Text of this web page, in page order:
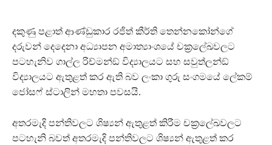
දකුණු පළාත් ආණ්ඩුකාර රජිත් කීර්ති තෙන්නකෝන්ගේ
දරුවන් දෙදෙනා අධ්‍යාපන අමාත්‍යාංශයේ චක‍්‍රලේඛවලට
පටහැනිව ගාල්ල රිච්මන්ඞ් විද්‍යාලයට සහ සවුත්ලන්ඞ්
විද්‍යාලයට ඇතුළත් කර ඇති බව ලංකා ගුරු සංගමයේ ලේකම්
ජෝසෆ් ස්ටාලින් මහතා පවසයි.
අතරමැදි පන්තිවලට ශිෂ්‍යන් ඇතුළත් කිරීම චක‍්‍රලේඛවලට
පටහැනි බවත් අතරමැදි පන්තිවලට ශිෂ්‍යන් ඇතුළත් කර